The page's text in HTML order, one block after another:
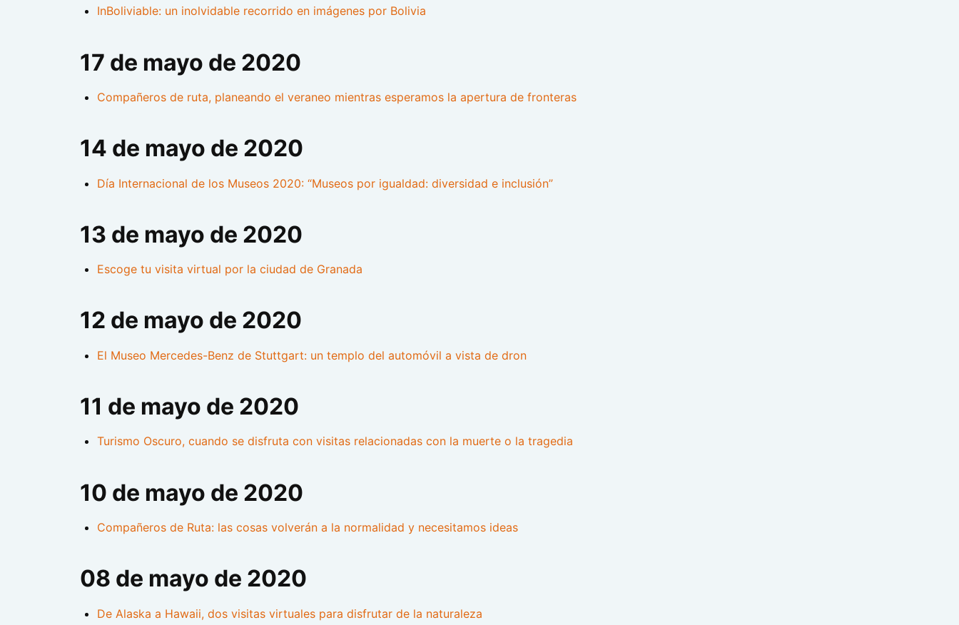
InBoliviable: un inolvidable recorrido en imágenes por Bolivia
17 de mayo de 2020
Compañeros de ruta, planeando el veraneo mientras esperamos la apertura de fronteras
14 de mayo de 2020
Día Internacional de los Museos 2020: “Museos por igualdad: diversidad e inclusión”
13 de mayo de 2020
Escoge tu visita virtual por la ciudad de Granada
12 de mayo de 2020
El Museo Mercedes-Benz de Stuttgart: un templo del automóvil a vista de dron
11 de mayo de 2020
Turismo Oscuro, cuando se disfruta con visitas relacionadas con la muerte o la tragedia
10 de mayo de 2020
Compañeros de Ruta: las cosas volverán a la normalidad y necesitamos ideas
08 de mayo de 2020
De Alaska a Hawaii, dos visitas virtuales para disfrutar de la naturaleza